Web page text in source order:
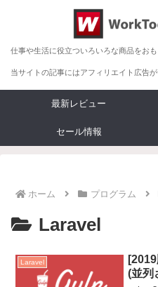
仕事や生活に役立ついろいろな商品をお
当サイトの記事にはアフィリエイト広告が
最新レビュー
セール情報
ホーム プログラム
Laravel
Laravel
(並列